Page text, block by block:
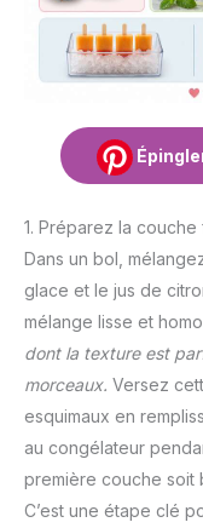
1. Préparez la couche
Dans un bol,
glace et le jus de
mélange lisse et
dont la texture est
morceaux. Versez
esquimaux en
au congélateur
première couche soit
C’est une étape clé